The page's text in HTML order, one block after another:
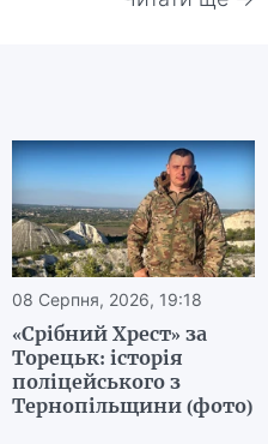
08 Серпня, 2026, 19:18
«Срібний Хрест» за
Торецьк: історія
поліцейського з
Тернопільщини (фото)